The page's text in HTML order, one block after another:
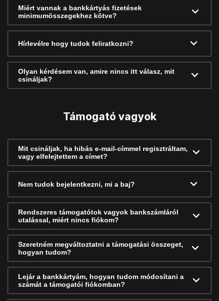
Miért vannak a bankkártyás fizetések
minimumösszegekhez kötve?
Hírlevélre hogy tudok feliratkozni?
Olyan kérdésem van, amire nincs itt válasz, mit
csináljak?
Támogató vagyok
Mit csináljak, ha hibás e-mail-címmel regisztráltam,
vagy elfelejtettem a címet?
Nem tudok bejelentkezni, mi a baj?
Rendszeres támogatótok vagyok bankszámláról
utalással, miért nincs fiókom?
Szeretném megváltoztatni a támogatási összeget,
hogyan tudom?
Lejár a bankkártyám, hogyan tudom módosítani a
számát a támogatói fiókomban?